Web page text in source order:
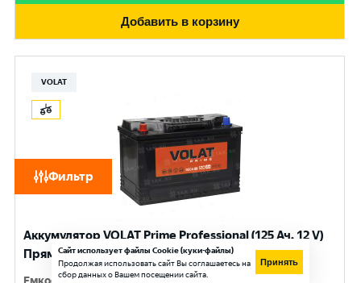
Фильтр
Добавить в корзину
VOLAT
Аккумулятор VOLAT Prime Professional (125 Ач, 12 V)
Прямая, L+ D2 арт.VST1251
Сайт использует файлы Cookie (куки-файлы)
Продолжая использовать сайт Вы соглашаетесь на
сбор данных о Вашем посещении сайта.
Принять